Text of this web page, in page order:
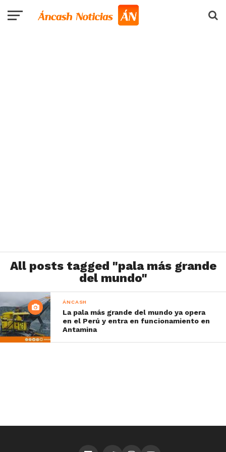
All posts tagged "pala más grande
del mundo"
ÁNCASH
La pala más grande del mundo ya opera
en el Perú y entra en funcionamiento en
Antamina